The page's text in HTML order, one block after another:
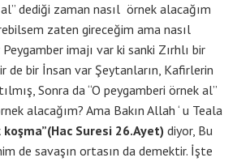
dediği zaman nasıl örnek alacağım
zaten gireceğim ama nasıl
imajı var ki sanki Zırhlı bir
de bir İnsan var Şeytanların, Kafirlerin
Sonra da “O peygamberi örnek al”
alacağım? Ama Bakın Allah ‘ u Teala
koşma”(Hac Suresi 26.Ayet) diyor, Bu
de savaşın ortasın da demektir. İşte